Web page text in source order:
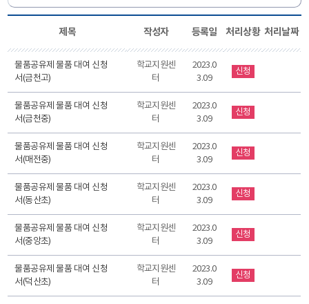
제목 작성자 등록일 처리상황 처리날짜
물품공유제 물품 대여 신청
서(금천고)
학교지원센
터
2023.0
3.09
신청
물품공유제 물품 대여 신청
서(금천중)
학교지원센
터
2023.0
3.09
신청
물품공유제 물품 대여 신청
서(매전중)
학교지원센
터
2023.0
3.09
신청
물품공유제 물품 대여 신청
서(동산초)
학교지원센
터
2023.0
3.09
신청
물품공유제 물품 대여 신청
서(중앙초)
학교지원센
터
2023.0
3.09
신청
물품공유제 물품 대여 신청
서(덕산초)
학교지원센
터
2023.0
3.09
신청